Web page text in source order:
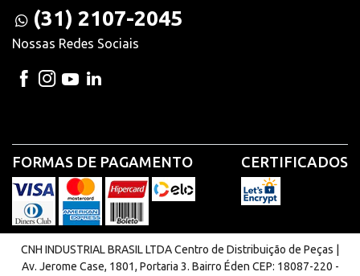
(31) 2107-2045
Nossas Redes Sociais
FORMAS DE PAGAMENTO CERTIFICADOS
CNH INDUSTRIAL BRASIL LTDA Centro de Distribuição de Peças |
Av. Jerome Case, 1801, Portaria 3. Bairro Éden CEP: 18087-220 -